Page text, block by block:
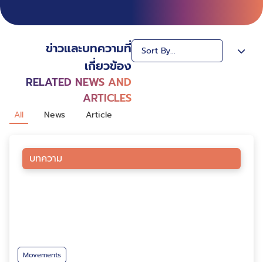
ข่าวและบทความที่
เกี่ยวข้อง
RELATED NEWS AND
ARTICLES
All News Article
บทความ
Movements